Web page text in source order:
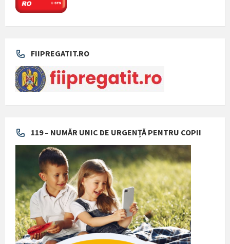
FIIPREGATIT.RO
119 – NUMĂR UNIC DE URGENȚĂ PENTRU COPII